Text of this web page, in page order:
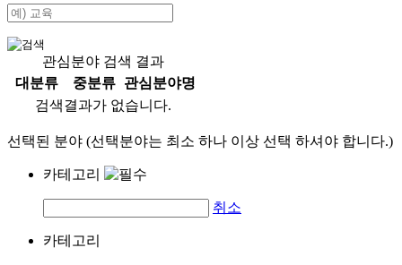
관심분야 검색 결과
대분류
중분류
관심분야명
검색결과가 없습니다.
선택된 분야 (선택분야는 최소 하나 이상 선택 하셔야 합니다.)
카테고리
취소
카테고리